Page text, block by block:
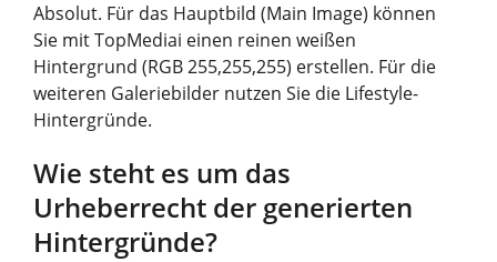
Absolut. Für das Hauptbild (Main Image) können
Sie mit TopMediai einen reinen weißen
Hintergrund (RGB 255,255,255) erstellen. Für die
weiteren Galeriebilder nutzen Sie die Lifestyle-
Hintergründe.
Wie steht es um das
Urheberrecht der generierten
Hintergründe?